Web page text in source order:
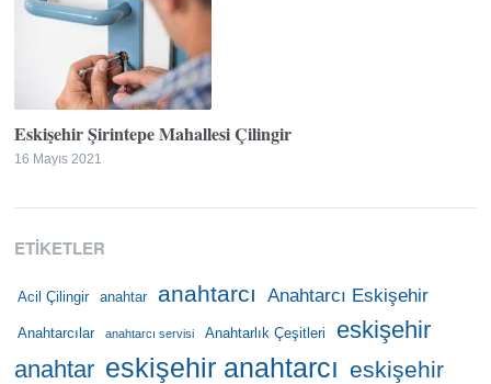
Eskişehir Şirintepe Mahallesi Çilingir
16 Mayıs 2021
ETIKETLER
Acil Çilingir anahtar anahtarcı Anahtarcı Eskişehir
Anahtarcılar anahtarcı servisi Anahtarlık Çeşitleri
eskişehir
anahtar eskişehir anahtarcı eskişehir